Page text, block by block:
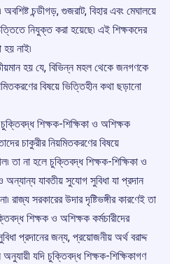
অবশিষ্ট চন্ডীগড়, গুজরাট, বিহার এবং মেঘালয়ে
নিযুক্ত করা হয়েছে৷ এই শিক্ষকদের
নাই৷
হয় যে, বিভিন্ন মহল থেকে জনগণকে
বিষয়ে ভিত্তিহীন কথা ছড়ানো
চুক্তিবদ্ধ শিক্ষক-শিক্ষিকা ও অশিক্ষক
চাকুরীর নিয়মিতকরণের বিষয়ে
তা না হলে চুক্তিবদ্ধ শিক্ষক-শিক্ষিকা ও
অন্যান্য যাবতীয় সুযোগ সুবিধা যা প্রদান
সরকারের উদার দৃষ্টিভঙ্গীর কারণেই তা
শিক্ষক ও অশিক্ষক কর্মচারীদের
প্রদানের জন্য, প্রয়োজনীয় অর্থ বরাদ্দ
যদি চুক্তিবদ্ধ শিক্ষক-শিক্ষিকাগণ